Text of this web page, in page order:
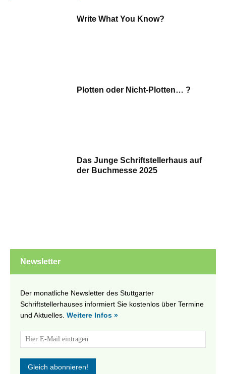
Write What You Know?
Plotten oder Nicht-Plotten… ?
Das Junge Schriftstellerhaus auf
der Buchmesse 2025
Newsletter
Der monatliche Newsletter des Stuttgarter
Schriftstellerhauses informiert Sie kostenlos über Termine
und Aktuelles. Weitere Infos »